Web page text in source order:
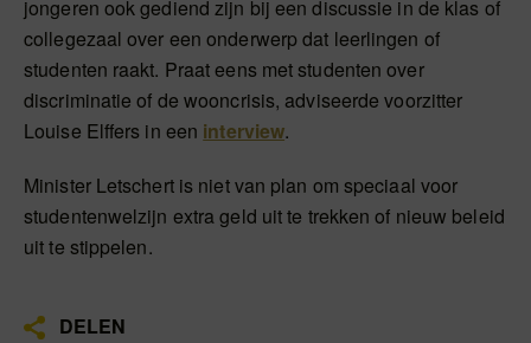
jongeren ook gediend zijn bij een discussie in de klas of
collegezaal over een onderwerp dat leerlingen of
studenten raakt. Praat eens met studenten over
discriminatie of de wooncrisis, adviseerde voorzitter
Louise Elffers in een interview.
Minister Letschert is niet van plan om speciaal voor
studentenwelzijn extra geld uit te trekken of nieuw beleid
uit te stippelen.
DELEN